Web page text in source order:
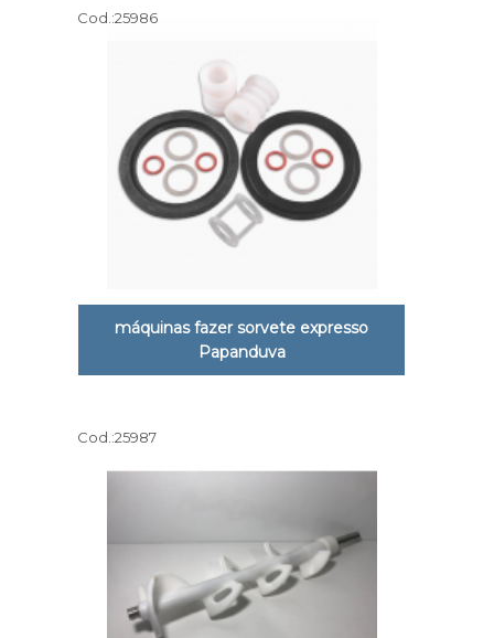
Cod.:25986
máquinas fazer sorvete expresso
Papanduva
Cod.:25987